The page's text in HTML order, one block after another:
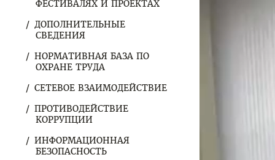
ФЕСТИВАЛЯХ И ПРОЕКТАХ
ДОПОЛНИТЕЛЬНЫЕ
СВЕДЕНИЯ
НОРМАТИВНАЯ БАЗА ПО
ОХРАНЕ ТРУДА
СЕТЕВОЕ ВЗАИМОДЕЙСТВИЕ
ПРОТИВОДЕЙСТВИЕ
КОРРУПЦИИ
ИНФОРМАЦИОННАЯ
БЕЗОПАСНОСТЬ